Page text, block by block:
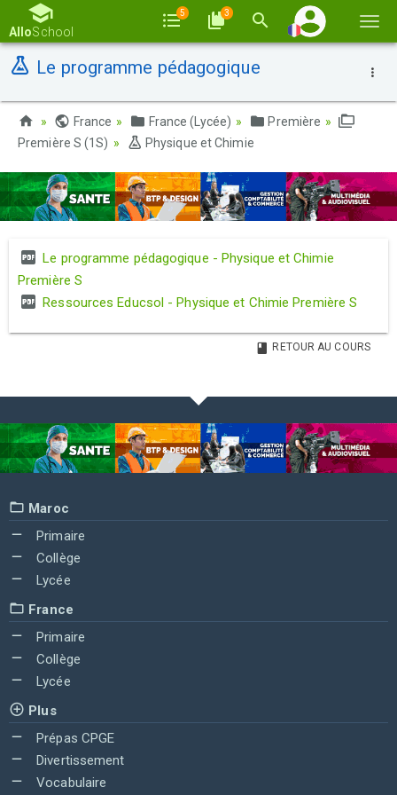
la
AlloSchool
5 3
Le programme pédagogique
France France (Lycée)
Première
Première S (1S)
Physique et Chimie
Le programme pédagogique - Physique et Chimie
Première S
Ressources Educsol - Physique et Chimie Première S
RETOUR AU COURS
Maroc
Primaire
Collège
Lycée
France
Primaire
Collège
Lycée
Plus
Prépas CPGE
Divertissement
Vocabulaire